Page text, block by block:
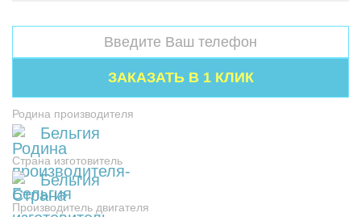
Родина производителя
Бельгия
Страна изготовитель
Бельгия
Производитель двигателя